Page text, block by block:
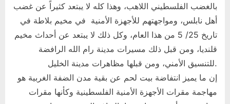
بالغضب الفلسطيني اللاهب، وهذا كله لا يبتعد كثيراً عن غضب
أهل نابلس، ومواجهتهم للأجهزة الأمنية في مخيم بلاطة في
تاريخ 25/ 5 من هذا العام، وكل ذلك لا يبتعد عن أحداث مخيم
قلنديا، ومن قبل ذلك مسيرات مدينة رام الله الرافضة
للتنسيق الأمني، ومن قبلها مظاهرات مدينة الخليل.
إن ما يميز انتفاضة بيت لحم عن بقية مدن الضفة الغربية هو
مهاجمة مقرات الأجهزة الأمنية الفلسطينية وكأنها مقرات